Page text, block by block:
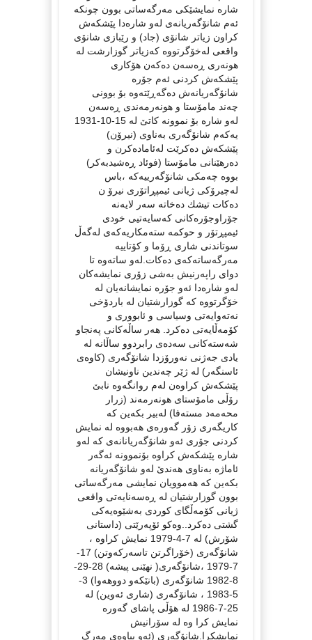
شارە نمایشێكی مەرگەساتی بوون چونكە
ئەم شانۆگەریانەی لەو شارەدا پێشكەش
كراون زیاتر شانۆی (جاد) و رێبازی شانۆی
واقعی لەخۆگرتووە كەزیاتر گوزارشت لە
هونەری ڕەسەن دەكەن هۆكاری
پێشكەش كردنی ئەم جۆرە
شانۆگەریانەش دەگەڕێتەوە بۆ بوونی
چەند مامۆستا و هونەرمەندی ڕەسەن
لەو شارە بۆ نموونە كاتێ لە 15-10-1931
یەكەم شانۆگەری بەناوی (نیرۆن)
پێشكەش دەكرێت لەئامادەكرن و
دەرهێنانی مامۆستا (فوئاد ڕەشیدبەكر)
بووە چەمكی شانۆگەرییەكە ،باس
لەچیرۆكی ژیانی ئیمپڕاتۆری نیرۆ ن
دەكات تیشك دەخاتە سەر لایەنە
جۆراوجۆرەكانی كەسایەتیی خودی
ئیمپڕتۆر و حوكمە ستەمكاریەكەی لەگەڵ
سوتاندنی شاری ڕۆما و كۆتاییە
مەرگەساتەكەی دەكات.لەو ساتەوە تا
دوای راپەرنیش بەشی زۆری نمایشەكان
لەو شارەدا ئەو جۆرە نمایشانەیان لە
خۆگرتووە كە گوزارشتیان لە باردۆخی
نەتەوایەتی وسیاسی و ئابووری و
كۆمەڵایەتی دەكرد. هەر ساڵەكانی پەنجاو
شەستەكانی سەدەی رابردوو ساڵانە لە
یادی جەژنی نەورۆزدا شانۆگەری (كاوەی
ئاسنگەر) لە ژێر چەندین ناونیشان
پێشكەش كراوەن لەم روانگەوە نابێ
رۆڵی مامۆستای هونەرمەند (زرار
محەمەد مستەفا) لەبیر بكەین كە
كاریگەری زۆر گەورەی هەبووە لە نمایش
كردنی جۆری ئەو شانۆگەریانانەی كە لەو
شارە پێشكەش كراوە بۆنموونە ئەگەر
ئاماژە بەناوی هەندێ لەو شانۆگەریانە
بكەین كە هەموویان نمایشی مەرگەساتی
بوون گوزارشتیان لە ڕەسەنایەتی واقعی
ژیانی كۆمەڵگای كوردی بەشێوەیەكی
گشتی دەكرد..وەكو ئۆپەرێتی (داستانی
شۆرش) لە 7-4-1979 نمایش كراوە ،
شانۆگەری (خۆراگرتن تاسەركەوتن) 17-
7-1979 ،شانۆگەری( نهێنی پیشە) 28-29-
8-1982 شانۆگەری (بانێكەو دووهەوا) 3-
5-1983 ، شانۆگەری (شاری ئەوین) لە
25-7-1986 لە هۆڵی پاشای گەورە
نمایش كرا وە لە سۆرانیش
نمایشكرا.شانۆگەری (ئەو پیاوەی مەرگ